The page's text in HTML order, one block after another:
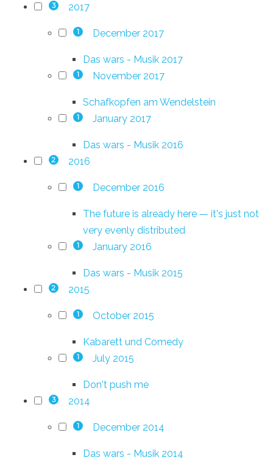
3 2017
1 December 2017
Das wars - Musik 2017
1 November 2017
Schafkopfen am Wendelstein
1 January 2017
Das wars - Musik 2016
2 2016
1 December 2016
The future is already here — it's just not
very evenly distributed
1 January 2016
Das wars - Musik 2015
2 2015
1 October 2015
Kabarett und Comedy
1 July 2015
Don't push me
3 2014
1 December 2014
Das wars - Musik 2014